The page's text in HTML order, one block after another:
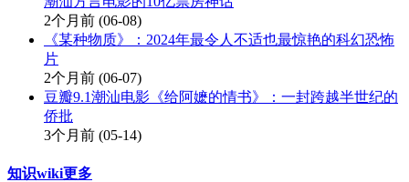
2个月前 (06-08)
《某种物质》：2024年最令人不适也最惊艳的科幻恐怖
片
2个月前 (06-07)
豆瓣9.1潮汕电影《给阿嬷的情书》：一封跨越半世纪的
侨批
3个月前 (05-14)
知识wiki更多